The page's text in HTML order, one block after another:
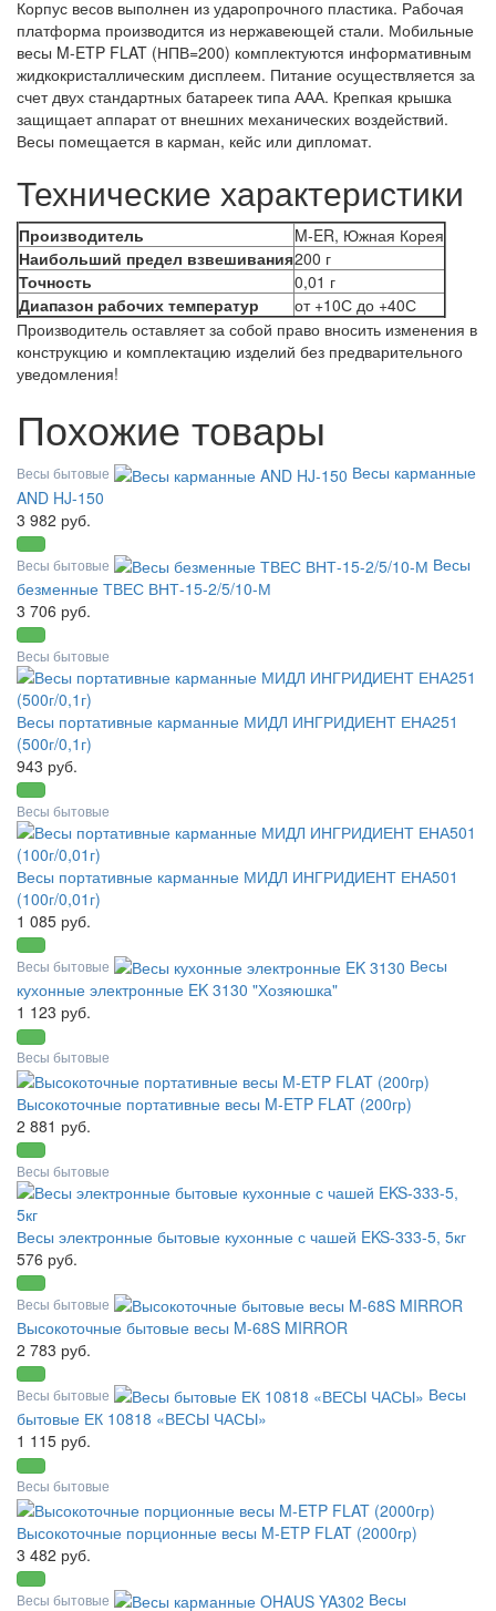
Корпус весов выполнен из ударопрочного пластика. Рабочая
платформа производится из нержавеющей стали. Мобильные
весы M-ETP FLAT (НПВ=200) комплектуются информативным
жидкокристаллическим дисплеем. Питание осуществляется за
счет двух стандартных батареек типа ААА. Крепкая крышка
защищает аппарат от внешних механических воздействий.
Весы помещается в карман, кейс или дипломат.
Технические характеристики
Производитель M-ER, Южная Корея
Наибольший предел взвешивания200 г
Точность
0,01 г
Диапазон рабочих температур
от +10С до +40С
Производитель оставляет за собой право вносить изменения в
конструкцию и комплектацию изделий без предварительного
уведомления!
Похожие товары
Весы бытовые
Весы карманные
AND HJ-150
3 982 руб.
Весы бытовые
Весы
безменные ТВЕС ВНТ-15-2/5/10-М
3 706 руб.
Весы бытовые
Весы портативные карманные МИДЛ ИНГРИДИЕНТ ЕНА251
(500г/0,1г)
943 руб.
Весы бытовые
Весы портативные карманные МИДЛ ИНГРИДИЕНТ ЕНА501
(100г/0,01г)
1 085 руб.
Весы бытовые
Весы
кухонные электронные EK 3130 "Хозяюшка"
1 123 руб.
Весы бытовые
Высокоточные портативные весы M-ETP FLAT (200гр)
2 881 руб.
Весы бытовые
Весы электронные бытовые кухонные с чашей EKS-333-5, 5кг
576 руб.
Весы бытовые
Высокоточные бытовые весы M-68S MIRROR
2 783 руб.
Весы бытовые
Весы
бытовые ЕК 10818 «ВЕСЫ ЧАСЫ»
1 115 руб.
Весы бытовые
Высокоточные порционные весы M-ETP FLAT (2000гр)
3 482 руб.
Весы бытовые
Весы